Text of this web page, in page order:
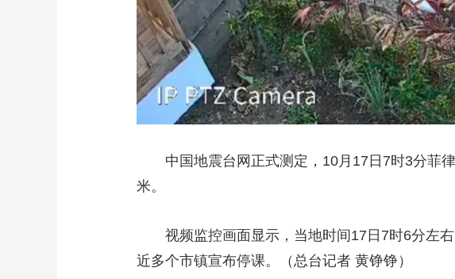
中国地震台网正式测定，10月17日7时3分菲律
米。
视频监控画面显示，当地时间17日7时6分左右
近多个市镇宣布停课。（总台记者 黄铮铮）